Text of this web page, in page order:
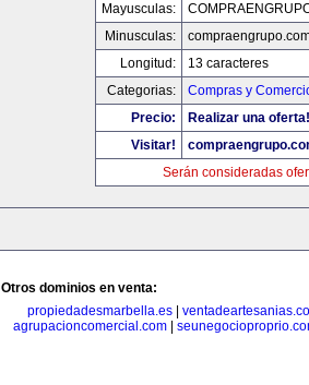
Mayusculas:
Minusculas:
Longitud:
13 caracteres
Categorias:
Compras y
Precio:
Realizar una oferta!
Visitar!
Serán consideradas
Otros dominios en venta:
propiedadesmarbella.es|
agrupacioncomercial.com